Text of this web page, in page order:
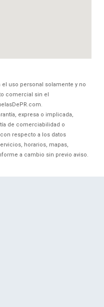
uso personal solamente y no
comercial sin el
expresa o implicada,
de comerciabilidad o
respecto a los datos
horarios, mapas,
a cambio sin previo aviso.